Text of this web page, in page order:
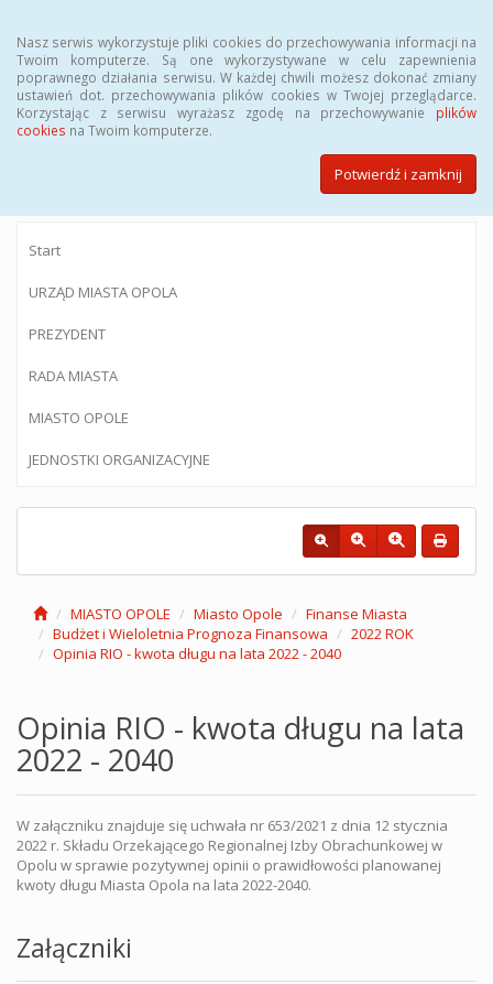
Nasz serwis wykorzystuje pliki cookies do przechowywania informacji na
Twoim komputerze. Są one wykorzystywane w celu zapewnienia
poprawnego działania serwisu. W każdej chwili możesz dokonać zmiany
ustawień dot. przechowywania plików cookies w Twojej przeglądarce.
Korzystając z serwisu wyrażasz zgodę na przechowywanie plików
cookies na Twoim komputerze.
Potwierdź i zamknij
BIULETYN INFORMACJI PUBLICZNEJ
Urzędu Miasta Opola
Start
URZĄD MIASTA OPOLA
PREZYDENT
RADA MIASTA
MIASTO OPOLE
JEDNOSTKI ORGANIZACYJNE
MIASTO OPOLE Miasto Opole
Finanse Miasta
Budżet i Wieloletnia Prognoza Finansowa
2022 ROK
Opinia RIO - kwota długu na lata 2022 - 2040
Opinia RIO - kwota długu na lata
2022 - 2040
W załączniku znajduje się uchwała nr 653/2021 z dnia 12 stycznia
2022 r. Składu Orzekającego Regionalnej Izby Obrachunkowej w
Opolu w sprawie pozytywnej opinii o prawidłowości planowanej
kwoty długu Miasta Opola na lata 2022-2040.
Załączniki